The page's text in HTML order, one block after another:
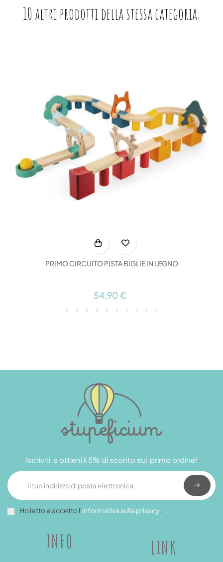
10 altri prodotti della stessa categoria:
PRIMO CIRCUITO PISTA BIGLIE IN LEGNO
54,90 €
INFO LINK
Iscriviti e ottieni il 5% di sconto sul primo ordine!
Ho letto e accetto l’informativa sulla privacy.